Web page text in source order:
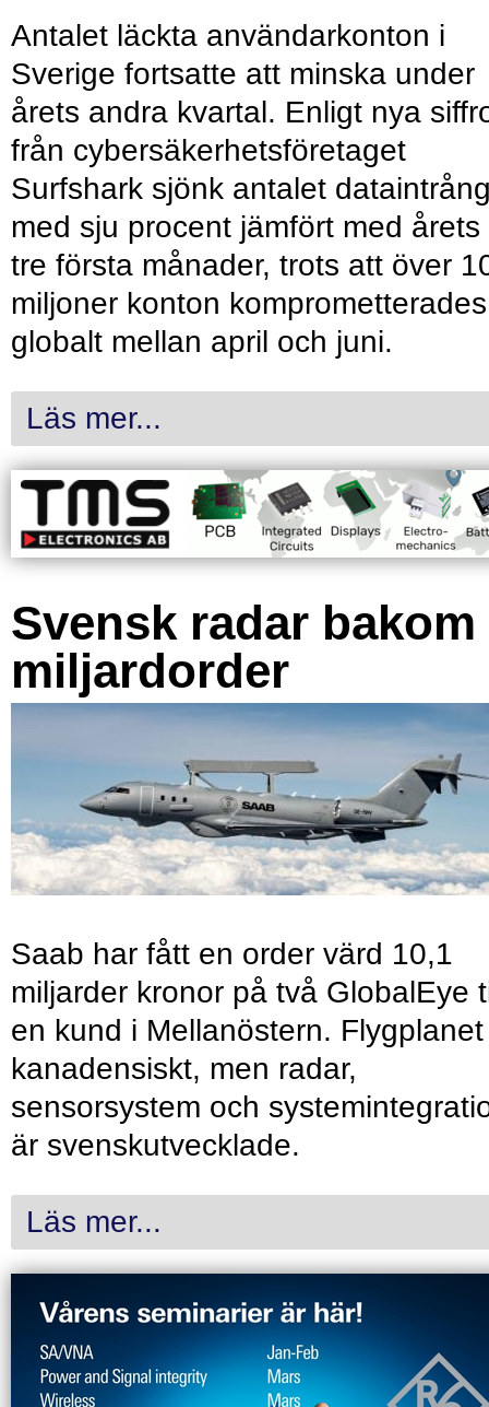
Antalet läckta användarkonton i
Sverige fortsatte att minska under
årets andra kvartal. Enligt nya
från cybersäkerhetsföretaget
Surfshark sjönk antalet
med sju procent jämfört med årets
tre första månader, trots att över
miljoner konton komprometterades
globalt mellan april och juni.
Läs mer...
Svensk radar bakom
miljardorder
Saab har fått en order värd 10,1
miljarder kronor på två GlobalEye
en kund i Mellanöstern.
kanadensiskt, men radar,
sensorsystem och
är svenskutvecklade.
Läs mer...